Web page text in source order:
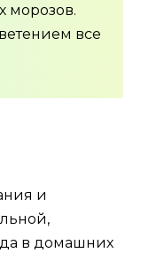
морозов.
все
и
в домашних